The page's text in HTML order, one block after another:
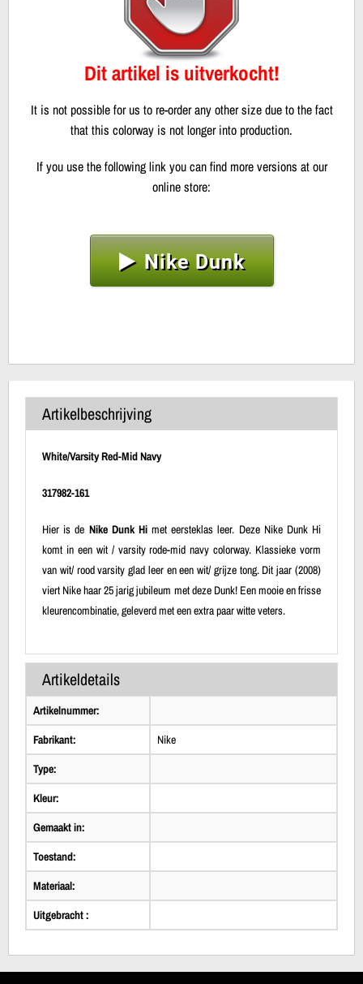
Dit artikel is uitverkocht!
It is not possible for us to re-order any other size due to the fact
that this colorway is not longer into production.
If you use the following link you can find more versions at our
online store:
Nike Dunk
Artikelbeschrijving
White/Varsity Red-Mid Navy
317982-161
Hier is de Nike Dunk Himet eersteklas leer. Deze Nike Dunk Hi
komt in een wit / varsity rode-mid navy colorway. Klassieke vorm
van wit/ rood varsity glad leer en een wit/ grijze tong. Dit jaar (2008)
viert Nike haar 25 jarig jubileum met deze Dunk! Een mooie en frisse
kleurencombinatie, geleverd met een extra paar witte veters.
Artikeldetails
Artikelnummer:
Fabrikant:
Nike
Type:
Kleur:
Gemaakt in:
Toestand:
Materiaal:
Uitgebracht :